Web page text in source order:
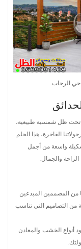
حي الرحاب
تحت ظل شمسية طبيعية،
الفاخرة، هذا الحلم
واسعة من أجمل
والجمال.
من المصممين المبدعين
التصاميم التي تناسب
أنواع الخشب والمعادن